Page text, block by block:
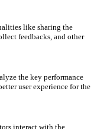
like sharing the
feedbacks, and other
the key performance
user experience for the
interact with the